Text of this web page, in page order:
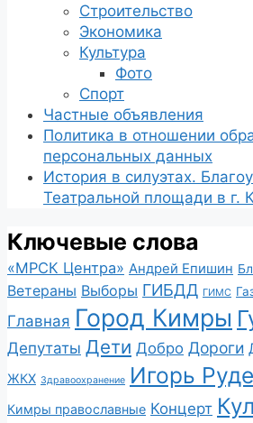
Строительство
Экономика
Культура
Фото
Спорт
Частные объявления
Политика в отношении
персональных данных
История в силуэтах.
Театральной площади в г.
Ключевые слова
«МРСК Центра» Андрей Епишин
Ветераны Выборы ГИБДД ГИМС
Главная Город Кимры
Депутаты Дети Добро Дороги
ЖКХ Здравоохранение Игорь
Кимры православные Концерт